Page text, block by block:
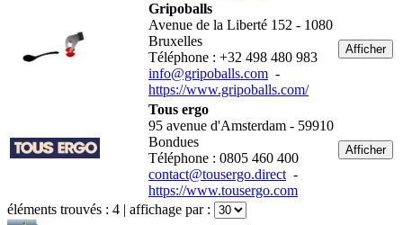
Gripoballs
Avenue de la Liberté 152 - 1080
Bruxelles
Téléphone : +32 498 480 983
info@gripoballs.com -
https://www.gripoballs.com/
Afficher
Tous ergo
95 avenue d'Amsterdam - 59910
Bondues
Téléphone : 0805 460 400
contact@tousergo.direct -
https://www.tousergo.com
Afficher
éléments trouvés : 4 | affichage par :